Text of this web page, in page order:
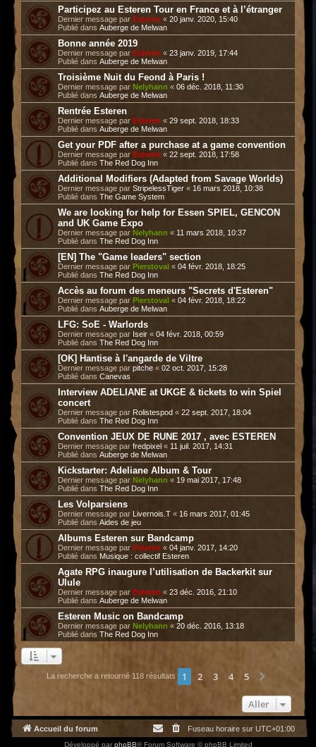
Participez au Esteren Tour en France et à l’étranger
Dernier message par Esteren « 20 janv. 2020, 15:40
Publié dans Auberge de Melwan
Bonne année 2019
Dernier message par Esteren « 23 janv. 2019, 17:44
Publié dans Auberge de Melwan
Troisième Nuit du Feond à Paris !
Dernier message par Nelyhann « 06 déc. 2018, 11:30
Publié dans Auberge de Melwan
Rentrée Esteren
Dernier message par Esteren « 29 sept. 2018, 18:33
Publié dans Auberge de Melwan
Get your PDF after a purchase at a game convention
Dernier message par Esteren « 22 sept. 2018, 17:58
Publié dans The Red Dog Inn
Additional Modifiers (Adapted from Savage Worlds)
Dernier message par StripelessTiger « 16 mars 2018, 10:38
Publié dans The Game System
We are looking for help for Essen SPIEL, GENCON
and UK Game Expo
Dernier message par Nelyhann « 11 mars 2018, 10:37
Publié dans The Red Dog Inn
[EN] The "Game leaders" section
Dernier message par Pierstoval « 04 févr. 2018, 18:25
Publié dans The Red Dog Inn
Accès au forum des meneurs "Secrets d'Esteren"
Dernier message par Pierstoval « 04 févr. 2018, 18:22
Publié dans Auberge de Melwan
LFG: SoE - Warlords
Dernier message par Iseir « 04 févr. 2018, 00:59
Publié dans The Red Dog Inn
[OK] Hantise à l'angarde de Viltre
Dernier message par pitche « 02 oct. 2017, 15:28
Publié dans Canevas
Interview ADELIANE at UKGE & tickets to win Spiel
concert
Dernier message par Rolistespod « 22 sept. 2017, 18:04
Publié dans The Red Dog Inn
Convention JEUX DE RUNE 2017 , avec ESTEREN
Dernier message par fredpixel « 11 juil. 2017, 14:31
Publié dans Auberge de Melwan
Kickstarter: Adeliane Album & Tour
Dernier message par Nelyhann « 19 mai 2017, 17:48
Publié dans The Red Dog Inn
Les Volparsiens
Dernier message par Livernois.T « 16 mars 2017, 01:45
Publié dans Aides de jeu
Albums Esteren sur Bandcamp
Dernier message par Esteren « 04 janv. 2017, 14:20
Publié dans Musique : collectif Esteren
Agate RPG inaugure l’utilisation de Backerkit sur
Ulule
Dernier message par Esteren « 23 déc. 2016, 21:10
Publié dans Auberge de Melwan
Esteren Music on Bandcamp
Dernier message par Nelyhann « 20 déc. 2016, 13:18
Publié dans The Red Dog Inn
La recherche a retourné 118 résultats 1 2 3 4 5
Aller
Accueil du forum Fuseau horaire sur UTC+01:00
Développé par phpBB® Forum Software © phpBB Limited